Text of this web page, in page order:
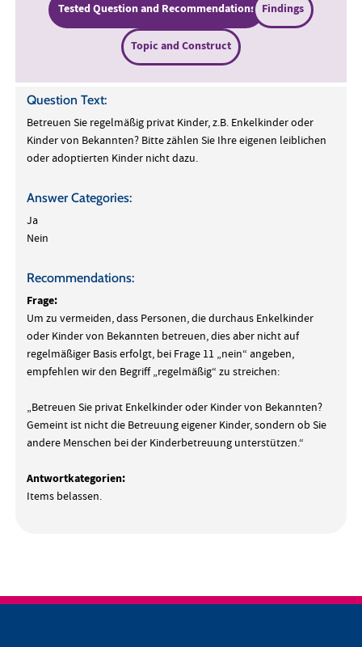
Tested Question and Recommendations Findings
Topic and Construct
Question Text:
Betreuen Sie regelmäßig privat Kinder, z.B. Enkelkinder oder
Kinder von Bekannten? Bitte zählen Sie Ihre eigenen leiblichen
oder adoptierten Kinder nicht dazu.
Answer Categories:
Ja
Nein
Recommendations:
Frage:
Um zu vermeiden, dass Personen, die durchaus Enkelkinder
oder Kinder von Bekannten betreuen, dies aber nicht auf
regelmäßiger Basis erfolgt, bei Frage 11 „nein“ angeben,
empfehlen wir den Begriff „regelmäßig“ zu streichen:
„Betreuen Sie privat Enkelkinder oder Kinder von Bekannten?
Gemeint ist nicht die Betreuung eigener Kinder, sondern ob Sie
andere Menschen bei der Kinderbetreuung unterstützen.“
Antwortkategorien:
Items belassen.